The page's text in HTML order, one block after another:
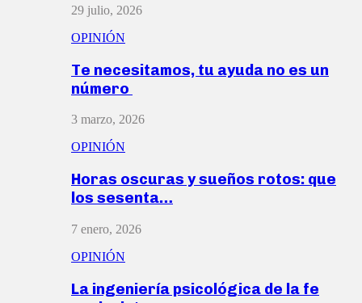
29 julio, 2026
OPINIÓN
Te necesitamos, tu ayuda no es un
número
3 marzo, 2026
OPINIÓN
Horas oscuras y sueños rotos: que
los sesenta…
7 enero, 2026
OPINIÓN
La ingeniería psicológica de la fe